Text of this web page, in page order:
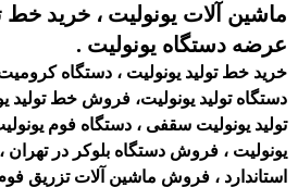
ماشین آلات یونولیت‌ ، خرید خط
عرضه دستگاه یونولیت .
خرید خط تولید یونولیت ، دستگاه
دستگاه تولید یونولیت، فروش خط
تولید یونولیت سقفی ، دستگاه فوم
یونولیت ، فروش دستگاه بلوکر در
استاندارد ، فروش ماشین آلات تزریق